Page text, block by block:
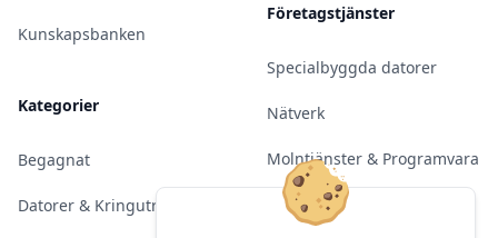
Kunskapsbanken
Kategorier
Begagnat
Datorer & Kringutrustning
Företagstjänster
Specialbyggda datorer
Nätverk
Molntjänster & Programvara
Server & Backup